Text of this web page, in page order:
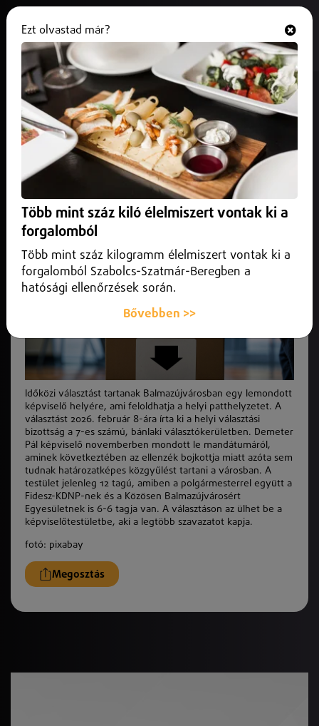
Időközi választást tartanak
Balmazújvárosban
2025. december 05.Hajdú-Bihar vármegye
Időközi választást tartanak Balmazújvárosban egy
patthelyzetet.
Időközi választást tartanak Balmazújvárosban egy lemondott
képviselő helyére, ami feloldhatja a helyi patthelyzetet. A
választást 2026. február 8-ára írta ki a helyi választási
bizottság a 7-es számú, bánlaki választókerületben. Demeter
Pál képviselő novemberben mondott le mandátumáról,
aminek következtében az ellenzék bojkottja miatt azóta sem
tudnak határozatképes közgyűlést tartani a városban. A
testület jelenleg 12 tagú, amiben a polgármesterrel együtt a
Fidesz-KDNP-nek és a Közösen Balmazújvárosért
Egyesületnek is 6-6 tagja van. A választáson az ülhet be a
képviselőtestületbe, aki a legtöbb szavazatot kapja.
fotó: pixabay
Megosztás
Ezt olvastad már?
Több mint száz kiló élelmiszert vontak ki a
forgalomból
Több mint száz kilogramm élelmiszert vontak ki a
forgalomból Szabolcs-Szatmár-Beregben a
hatósági ellenőrzések során.
Bővebben >>